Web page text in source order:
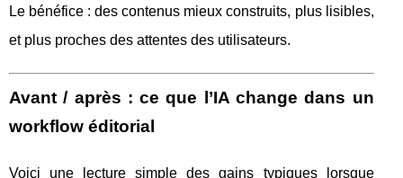
Le bénéfice : des contenus mieux construits, plus lisibles,
et plus proches des attentes des utilisateurs.
Avant / après : ce que l’IA change dans un
workflow éditorial
Voici une lecture simple des gains typiques lorsque